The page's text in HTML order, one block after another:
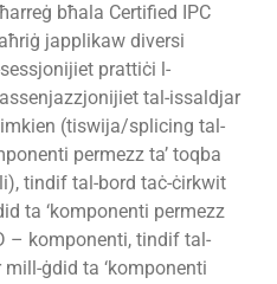
bħala Certified IPC
japplikaw diversi
prattiċi l-
tal-issaldjar
(tiswija/splicing tal-
permezz ta’ toqba
tindif tal-bord taċ-ċirkwit
ta ‘komponenti permezz
– komponenti, tindif tal-
ġdid ta ‘komponenti